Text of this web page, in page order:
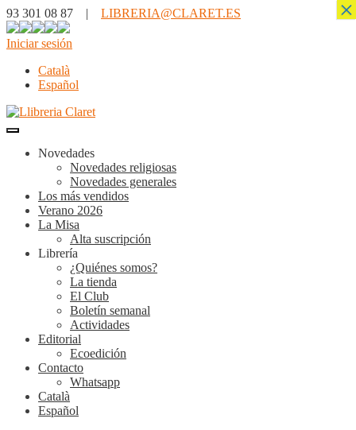
93 301 08 87 | LIBRERIA@CLARET.ES
Iniciar sesión
Català
Español
Novedades
Novedades religiosas
Novedades generales
Los más vendidos
Verano 2026
La Misa
Alta suscripción
Librería
¿Quiénes somos?
La tienda
El Club
Boletín semanal
Actividades
Editorial
Ecoedición
Contacto
Whatsapp
Català
Español
×